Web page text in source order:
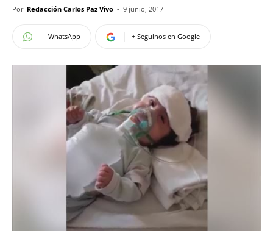
Por Redacción Carlos Paz Vivo - 9 junio, 2017
WhatsApp + Seguinos en Google